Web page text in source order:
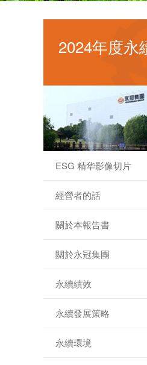
2024年度永
ESG 精华影像切片
經營者的話
關於本報告書
關於永冠集團
永續績效
永續發展策略
永續環境